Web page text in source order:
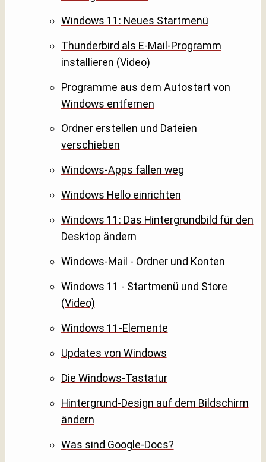
Windows 11: Neues Startmenü
Thunderbird als E-Mail-Programm
installieren (Video)
Programme aus dem Autostart von
Windows entfernen
Ordner erstellen und Dateien
verschieben
Windows-Apps fallen weg
Windows Hello einrichten
Windows 11: Das Hintergrundbild für den
Desktop ändern
Windows-Mail - Ordner und Konten
Windows 11 - Startmenü und Store
(Video)
Windows 11-Elemente
Updates von Windows
Die Windows-Tastatur
Hintergrund-Design auf dem Bildschirm
ändern
Was sind Google-Docs?